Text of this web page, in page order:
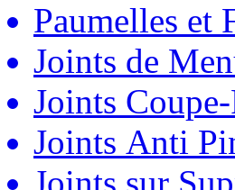
Paumelles et
Joints de
Joints
Joints Anti